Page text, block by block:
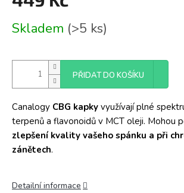
cena:
Skladem (>5 ks)
PŘIDAT DO KOŠÍKU
Canalogy CBG kapky využívají plné
terpenů a flavonoidů v MCT oleji. Mohou
zlepšení kvality vašeho spánku a při
zánětech.
Detailní informace